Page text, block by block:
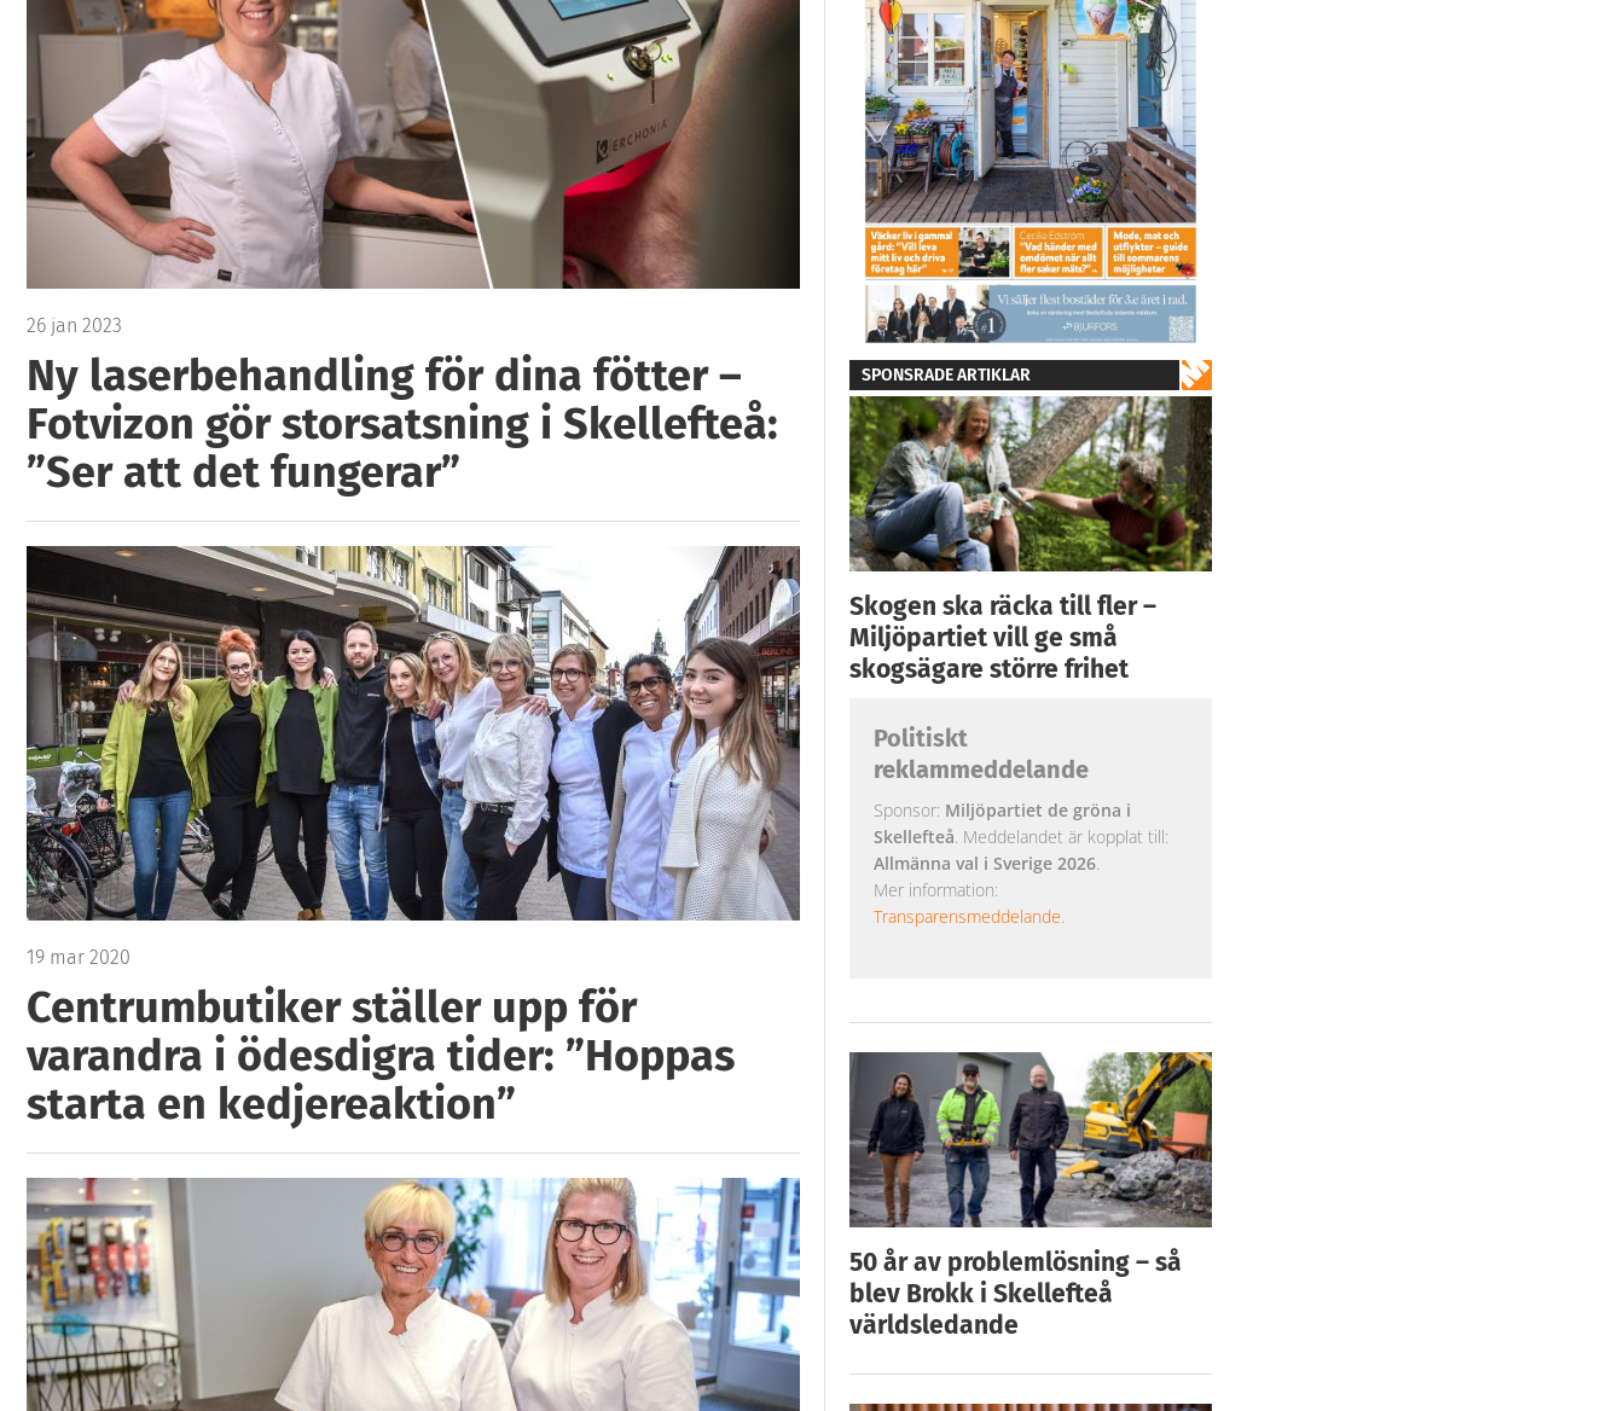
26 jan 2023
Ny laserbehandling för dina fötter –
Fotvizon gör storsatsning i Skellefteå:
”Ser att det fungerar”
19 mar 2020
Centrumbutiker ställer upp för
varandra i ödesdigra tider: ”Hoppas
starta en kedjereaktion”
SPONSRADE ARTIKLAR
Skogen ska räcka till fler –
Miljöpartiet vill ge små
skogsägare större frihet
Politiskt
reklammeddelande
Sponsor: Miljöpartiet de gröna i
Skellefteå. Meddelandet är kopplat till:
Allmänna val i Sverige 2026.
Mer information:
Transparensmeddelande.
50 år av problemlösning – så
blev Brokk i Skellefteå
världsledande